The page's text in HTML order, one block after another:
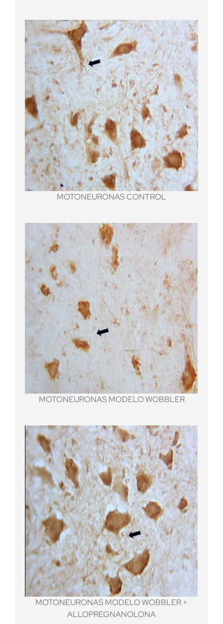
MOTONEURONAS CONTROL
MOTONEURONAS MODELO WOBBLER
MOTONEURONAS MODELO WOBBLER +
ALLOPREGNANOLONA